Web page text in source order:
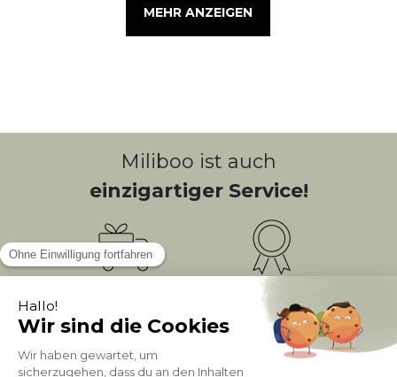
MEHR ANZEIGEN
Miliboo ist auch
einzigartiger Service!
Bonusprogramm
PUNKTE = 5